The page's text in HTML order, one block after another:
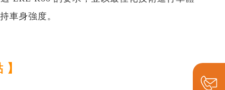
車身強度。
】